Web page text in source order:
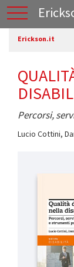
Erickson.it
Percorsi,
Lucio Cottini,